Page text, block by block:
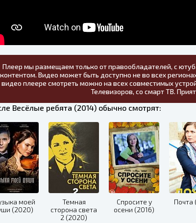
Плеер мы размещаем только от правообладателей, с
контентом. Видео может быть доступно не во всех
видео плеере смотреть можно на всех совместимых
Телевизоров, со смарт ТВ.
Весёлые ребята (2014) обычно смотрят:
моей
(2020)
Темная
сторона света
2 (2020)
Спросите у
осени (2016)
Почта